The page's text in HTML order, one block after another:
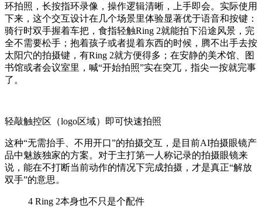
环拍照，长按指环录像，操作逻辑清晰，上手即会。实际使用
下来，这个交互设计在几个场景里体验显著优于语音和按键：
骑行时双手握着车把，食指轻触Ring 2就能拍下沿途风景，完
全不需要松手；抱着孩子或者提着东西的时候，腾不出手去按
太阳穴的拍摄键，有Ring 2就方便得多；在安静的美术馆、图
书馆或者会议室里，喊“开始拍照”实在突兀，指尖一按就完事
了。
轻敲触控区（logo区域）即可快速拍照
这种“无需抬手、不用开口”的拍摄交互，是目前AI拍摄眼镜产
品中魅族独家的方案。对于主打第一人称记录的拍摄眼镜来
说，能在不打断当前动作的情况下完成拍摄，才是真正“解放
双手”的意思。
4 Ring 2本身也不只是个配件